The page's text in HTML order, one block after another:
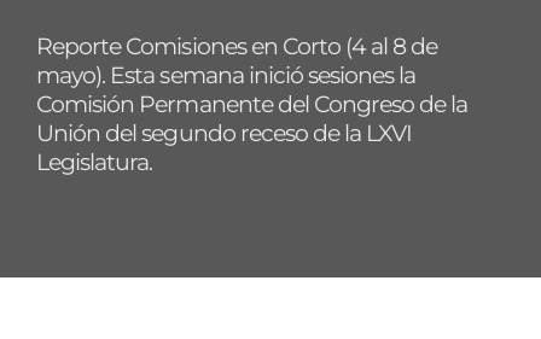
Reporte Comisiones en Corto (4 al 8 de
mayo). Esta semana inició sesiones la
Comisión Permanente del Congreso de la
Unión del segundo receso de la LXVI
Legislatura.